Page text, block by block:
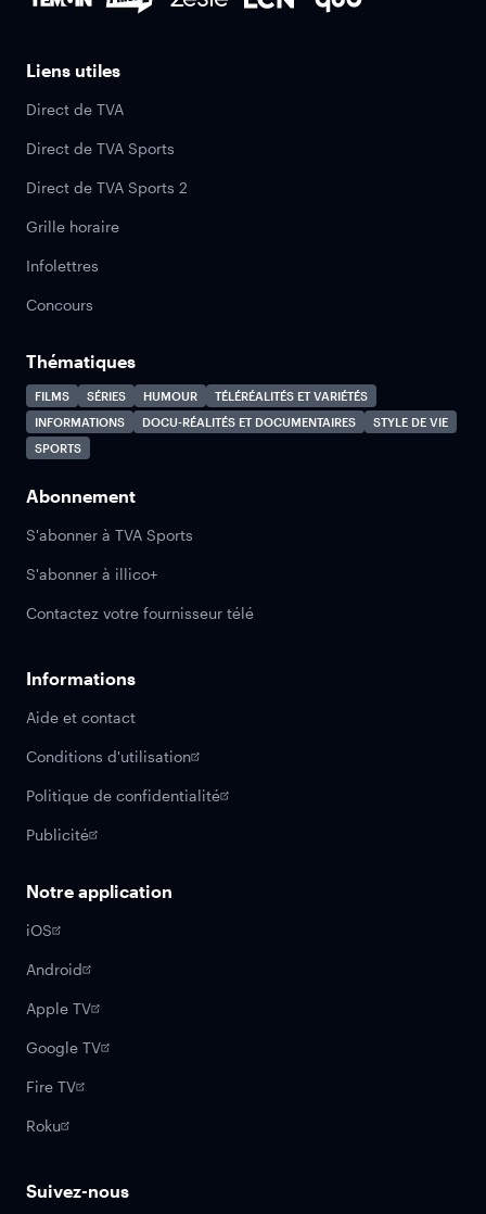
Liens utiles
Direct de TVA
Direct de TVA Sports
Direct de TVA Sports 2
Grille horaire
Infolettres
Concours
Thématiques
FILMS SÉRIES HUMOUR
TÉLÉRÉALITÉS ET VARIÉTÉS
INFORMATIONS
DOCU-RÉALITÉS ET DOCUMENTAIRES
STYLE DE VIE
SPORTS
Abonnement
S'abonner à TVA Sports
S'abonner à illico+
Contactez votre fournisseur télé
Informations
Aide et contact
Conditions d'utilisation
Politique de confidentialité
Publicité
Notre application
iOS
Android
Apple TV
Google TV
Fire TV
Roku
Suivez-nous